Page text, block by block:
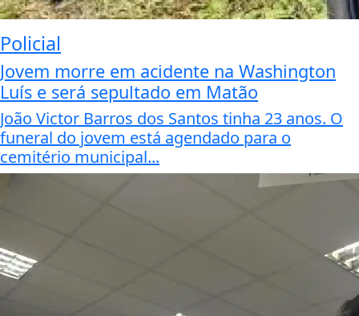
Policial
Jovem morre em acidente na Washington
Luís e será sepultado em Matão
João Victor Barros dos Santos tinha 23 anos. O
funeral do jovem está agendado para o
cemitério municipal...